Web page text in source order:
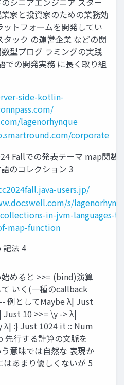
家と投資家のための業務効
ットフォームを開発してい
タック の運営企業 などの関
型プログ ラミングの実践
での開発実務 に⻑く取り組
side-kotlin-
lagenorhynque
corporate
Fallでの発表テーマ map関数
のコレクション 3
users.jp/
s/
in-jvm-languages-
map-function
法 4
めると >>= (bind)演算
いく(⼀種のcallback
例としてMaybe λ| Just
Just 10 >>= \y -> λ|
λ| :} Just 1024 it :: Num
先⾏する計算の⽂脈を
意味では⾃然な 表現か
はあまり優しくないが 5